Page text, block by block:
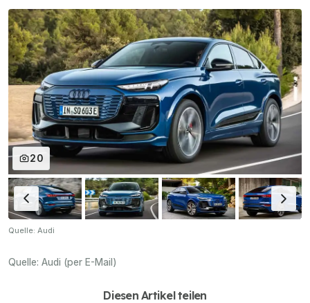
20
Quelle: Audi
Quelle: Audi (per E-Mail)
Diesen Artikel teilen